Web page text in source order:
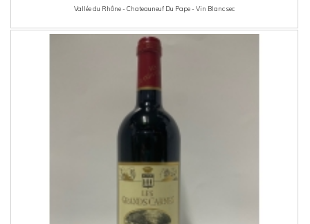
Vallée du Rhône - Chateauneuf Du Pape - Vin Blanc sec